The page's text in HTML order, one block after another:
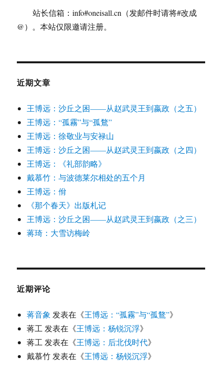
站长信箱：info#oneisall.cn（发邮件时请将#改成
@）。本站仅限邀请注册。
近期文章
王博远：沙丘之困——从赵武灵王到嬴政（之五）
王博远：“孤霧”与“孤鶩”
王博远：徐敬业与安禄山
王博远：沙丘之困——从赵武灵王到嬴政（之四）
王博远：《礼部韵略》
戴慕竹：与波德莱尔相处的五个月
王博远：佾
《那个春天》出版札记
王博远：沙丘之困——从赵武灵王到嬴政（之三）
蒋琦：大雪访梅岭
近期评论
蒋音象 发表在《王博远：“孤霧”与“孤鶩”》
蒋工 发表在《王博远：杨锐沉浮》
蒋工 发表在《王博远：后北伐时代》
戴慕竹 发表在《王博远：杨锐沉浮》